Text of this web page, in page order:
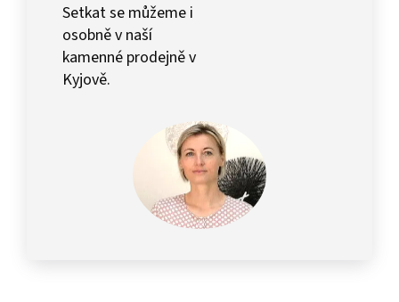
Setkat se můžeme i
osobně v naší
kamenné prodejně v
Kyjově.